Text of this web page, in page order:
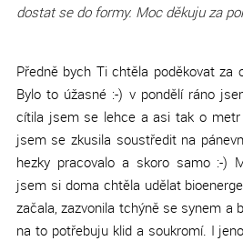
dostat se do formy. Moc děkuju za
Předně bych Ti chtěla poděkovat za
Bylo to úžasné :-) v pondělí ráno
cítila jsem se lehce a asi tak o metr
jsem se zkusila soustředit na
hezky pracovalo a skoro samo :-)
jsem si doma chtěla udělat
začala, zazvonila tchýně se synem a
na to potřebuju klid a soukromí. I